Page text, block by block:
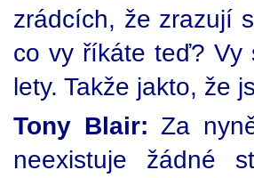
zrádcích, že zrazují
co vy říkáte teď? Vy
lety. Takže jakto, že
Tony Blair: Za
neexistuje žádné